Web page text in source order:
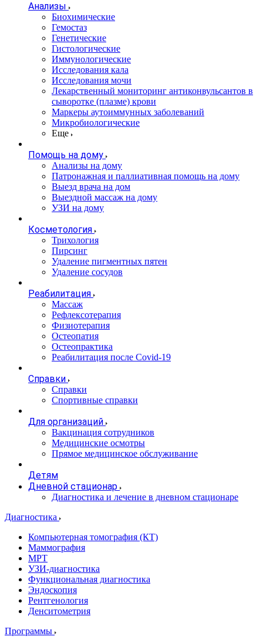
Анализы
Биохимические
Гемостаз
Генетические
Гистологические
Иммунологические
Исследования кала
Исследования мочи
Лекарственный мониторинг антиконвульсантов в
сыворотке (плазме) крови
Маркеры аутоиммунных заболеваний
Микробиологические
Еще
Помощь на дому
Анализы на дому
Патронажная и паллиативная помощь на дому
Выезд врача на дом
Выездной массаж на дому
УЗИ на дому
Косметология
Трихология
Пирсинг
Удаление пигментных пятен
Удаление сосудов
Реабилитация
Массаж
Рефлексотерапия
Физиотерапия
Остеопатия
Остеопрактика
Реабилитация после Covid-19
Справки
Справки
Спортивные справки
Для организаций
Вакцинация сотрудников
Медицинские осмотры
Прямое медицинское обслуживание
Детям
Дневной стационар
Диагностика и лечение в дневном стационаре
Диагностика
Компьютерная томография (КТ)
Маммография
МРТ
УЗИ-диагностика
Функциональная диагностика
Эндоскопия
Рентгенология
Денситометрия
Программы